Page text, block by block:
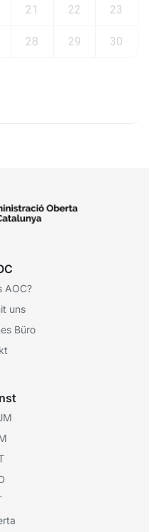
21 22 23
28 29 30
AOC?
uns
Büro